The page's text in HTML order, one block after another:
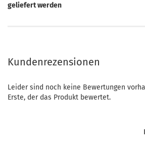
geliefert werden
Kundenrezensionen
Leider sind noch keine Bewertungen
Erste, der das Produkt bewertet.